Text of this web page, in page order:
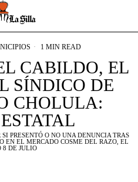
1 MIN READ
CABILDO, EL
SÍNDICO DE
CHOLULA:
PRESENTÓ O NO UNA DENUNCIA TRAS
EN EL MERCADO COSME DEL RAZO, EL
8 DE JULIO